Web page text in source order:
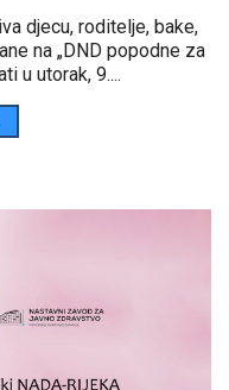
djecu, roditelje, bake,
na „DND popodne za
u utorak, 9....